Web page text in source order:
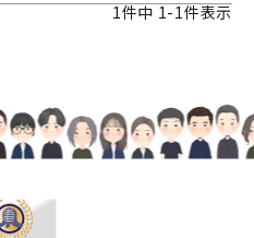
1件中 1-1件表示